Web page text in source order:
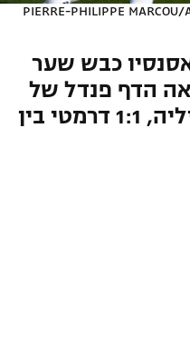
PIERRE-PHILIPPE MARCOU/
כבש שער
הדף פנדל של
רוג'ר מרטי אך האחרון קבע מהפך בהמשך. 0:2 לסביליה, 1:1 דרמטי בין